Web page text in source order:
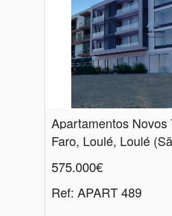
Faro, Loulé, Loulé
575.000€
Ref: APART 489